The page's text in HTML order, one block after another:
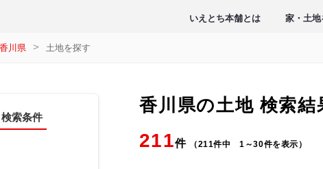
いえとち本舗とは 家・土地
香川県 土地を探す
検索条件
香川県の土地 検索結
211件 （211件中 1～30件を表示）